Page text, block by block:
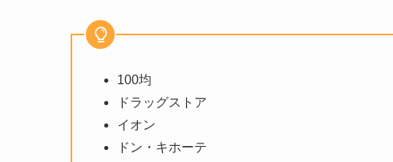
100均
ドラッグストア
イオン
ドン・キホーテ